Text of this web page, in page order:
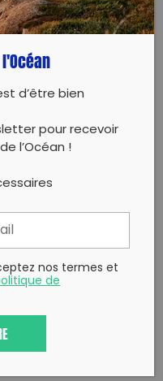
10 heures en haut
plage de l’Opéra.
Partager sur Facebook
Partager sur
Envoyer à
d’être bien
pour recevoir
l’Océan !
nos termes et
de